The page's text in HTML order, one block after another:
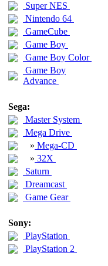
Super NES
Nintendo 64
GameCube
Game Boy
Game Boy Color
Game Boy
Advance
Sega:
Master System
Mega Drive
» Mega-CD
» 32X
Saturn
Dreamcast
Game Gear
Sony:
PlayStation
PlayStation 2